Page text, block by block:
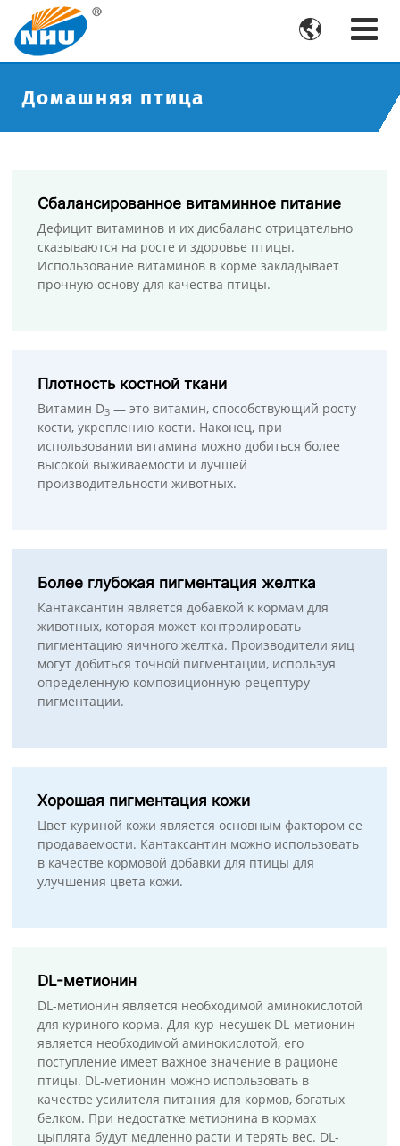

Домашняя птица
Сбалансированное витаминное питание
Дефицит витаминов и их дисбаланс отрицательно
сказываются на росте и здоровье птицы.
Использование витаминов в корме закладывает
прочную основу для качества птицы.
Плотность костной ткани
Витамин D3 — это витамин, способствующий росту
кости, укреплению кости. Наконец, при
использовании витамина можно добиться более
высокой выживаемости и лучшей
производительности животных.
Более глубокая пигментация желтка
Кантаксантин является добавкой к кормам для
животных, которая может контролировать
пигментацию яичного желтка. Производители яиц
могут добиться точной пигментации, используя
определенную композиционную рецептуру
пигментации.
Хорошая пигментация кожи
Цвет куриной кожи является основным фактором ее
продаваемости. Кантаксантин можно использовать
в качестве кормовой добавки для птицы для
улучшения цвета кожи.
DL-метионин
DL-метионин является необходимой аминокислотой
для куриного корма. Для кур-несушек DL-метионин
является необходимой аминокислотой, его
поступление имеет важное значение в рационе
птицы. DL-метионин можно использовать в
качестве усилителя питания для кормов, богатых
белком. При недостатке метионина в кормах
цыплята будут медленно расти и терять вес. DL-